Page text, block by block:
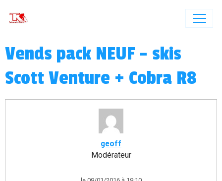
Vends pack NEUF - skis
Scott Venture + Cobra R8
geoff
Modérateur